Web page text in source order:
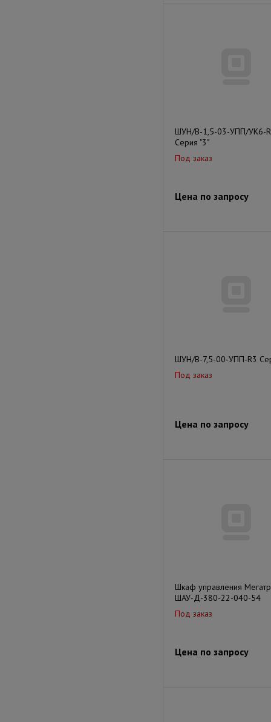
ШУН/В-1,5-03-УПП/УК6-
Серия "3"
Под заказ
Цена по запросу
ШУН/В-7,5-00-УПП-R3
Под заказ
Цена по запросу
Шкаф управления
ШАУ-Д-380-22-040-54
Под заказ
Цена по запросу